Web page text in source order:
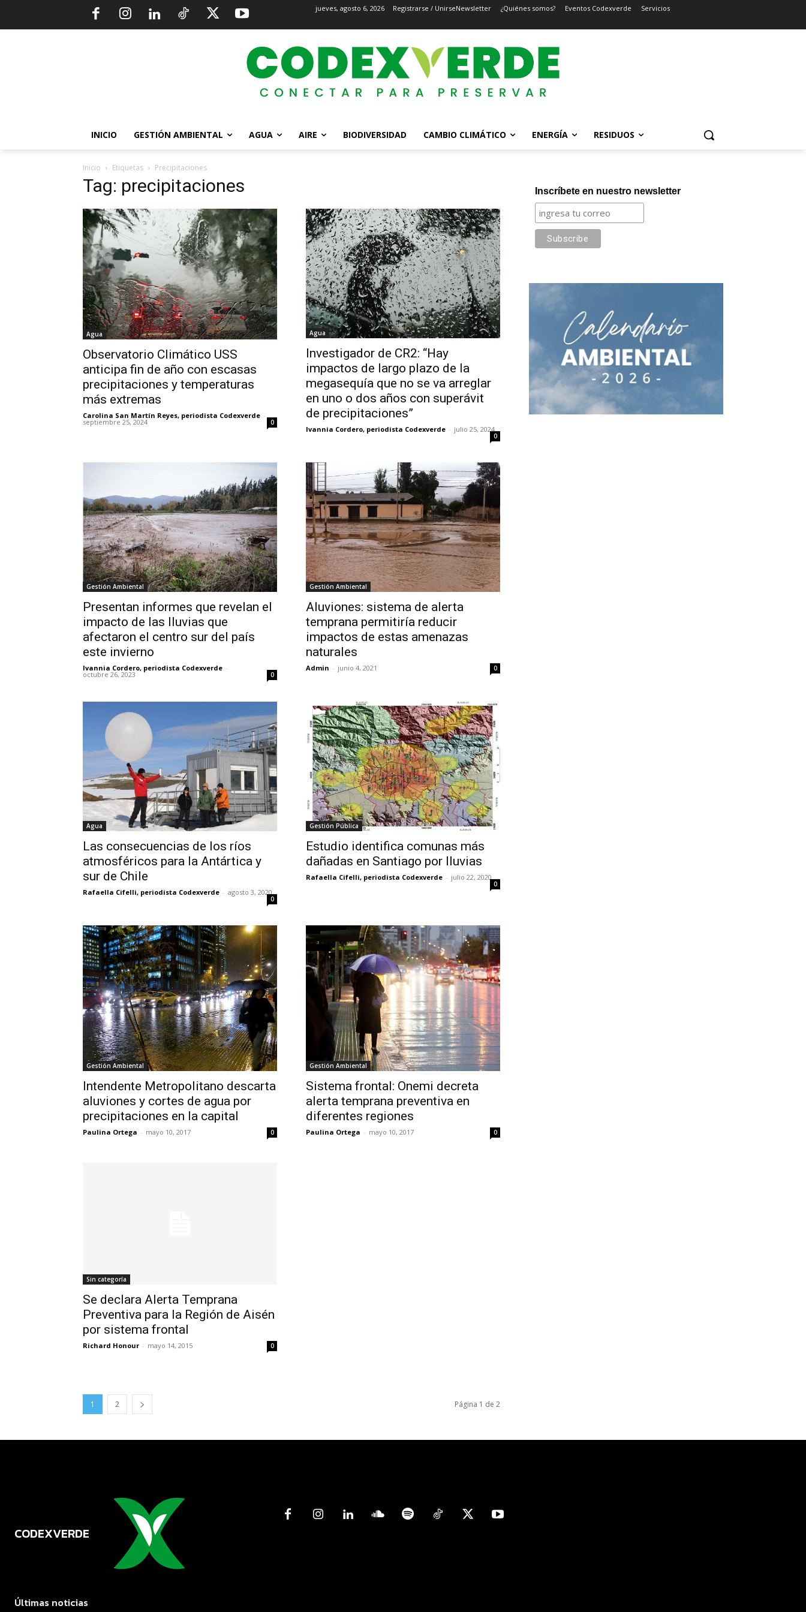
jueves, agosto 6, 2026 Registrarse / UnirseNewsletter ¿Quiénes somos? Eventos Codexverde Servicios
INICIO GESTIÓN AMBIENTAL AGUA AIRE BIODIVERSIDAD CAMBIO CLIMÁTICO ENERGÍA RESIDUOS
Inicio Etiquetas Precipitaciones
Tag: precipitaciones
Agua
Observatorio Climático USS
anticipa fin de año con escasas
precipitaciones y temperaturas
más extremas
Carolina San Martín Reyes, periodista Codexverde -
septiembre 25, 2024 0
Agua
Investigador de CR2: “Hay
impactos de largo plazo de la
megasequía que no se va arreglar
en uno o dos años con superávit
de precipitaciones”
Ivannia Cordero, periodista Codexverde - julio 25, 2024
0
Gestión Ambiental
Presentan informes que revelan el
impacto de las lluvias que
afectaron el centro sur del país
este invierno
Ivannia Cordero, periodista Codexverde -
octubre 26, 2023 0
Gestión Ambiental
Aluviones: sistema de alerta
temprana permitiría reducir
impactos de estas amenazas
naturales
Admin - junio 4, 2021 0
Agua
Las consecuencias de los ríos
atmosféricos para la Antártica y
sur de Chile
Rafaella Cifelli, periodista Codexverde - agosto 3, 2020
0
Gestión Pública
Estudio identifica comunas más
dañadas en Santiago por lluvias
Rafaella Cifelli, periodista Codexverde - julio 22, 2020
0
Gestión Ambiental
Intendente Metropolitano descarta
aluviones y cortes de agua por
precipitaciones en la capital
Paulina Ortega - mayo 10, 2017 0
Gestión Ambiental
Sistema frontal: Onemi decreta
alerta temprana preventiva en
diferentes regiones
Paulina Ortega - mayo 10, 2017 0
Sin categoría
Se declara Alerta Temprana
Preventiva para la Región de Aisén
por sistema frontal
Richard Honour - mayo 14, 2015 0
1 2 Página 1 de 2
Inscríbete en nuestro newsletter
CODEXVERDE
Últimas noticias